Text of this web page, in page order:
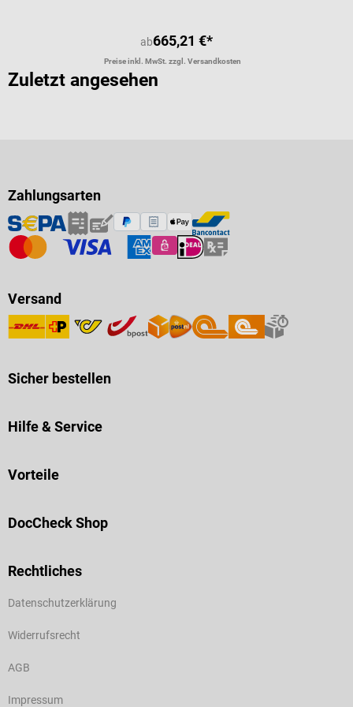
ab665,21 €*
Preise inkl. MwSt. zzgl. Versandkosten
Zuletzt angesehen
Zahlungsarten
Versand
Sicher bestellen
Hilfe & Service
Vorteile
DocCheck Shop
Rechtliches
Datenschutzerklärung
Widerrufsrecht
AGB
Impressum